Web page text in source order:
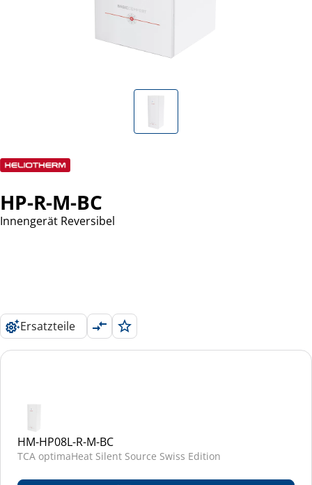
HP-R-M-BC
Innengerät Reversibel
Ersatzteile
HM-HP08L-R-M-BC
TCA optimaHeat Silent Source Swiss Edition